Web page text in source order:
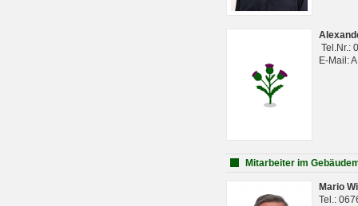
Tel.Nr.:
E-Mail:
Mitarbeiter im
Mario
Tel.: